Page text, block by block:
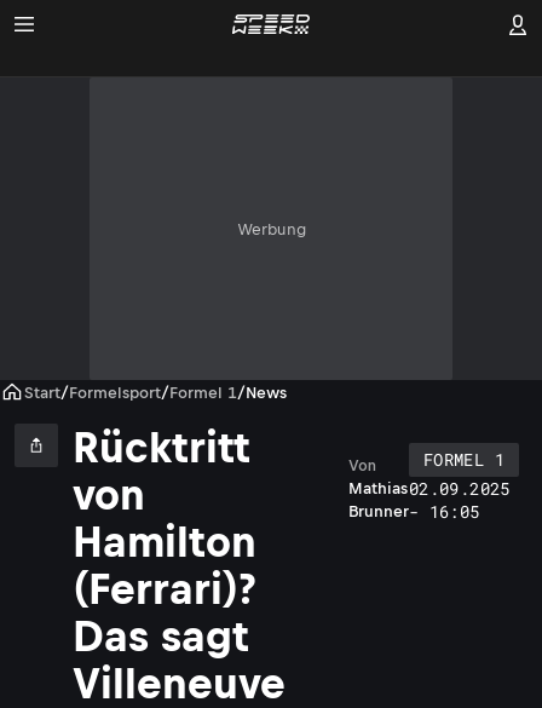
Werbung
Start/Formelsport/Formel 1/News
Rücktritt
von
Hamilton
(Ferrari)?
Das sagt
Villeneuve
Mathias
Brunner
Von
FORMEL 1
02.09.2025
- 16:05